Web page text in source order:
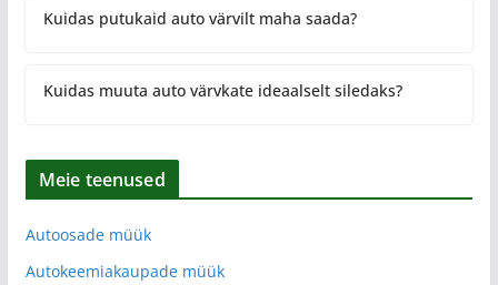
Kuidas putukaid auto värvilt maha saada?
Kuidas muuta auto värvkate ideaalselt siledaks?
Meie teenused
Autoosade müük
Autokeemiakaupade müük